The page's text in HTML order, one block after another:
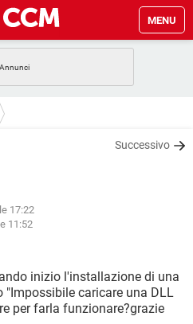
MENU
WHATSAPP
WINDOWS 10
FACEBOOK
GAMING
WHATSAPP
ANDROID
WINDOWS 10
Successivo
17:22
11:52
inizio l'installazione di una
"Impossibile caricare una DLL
per farla funzionare?grazie